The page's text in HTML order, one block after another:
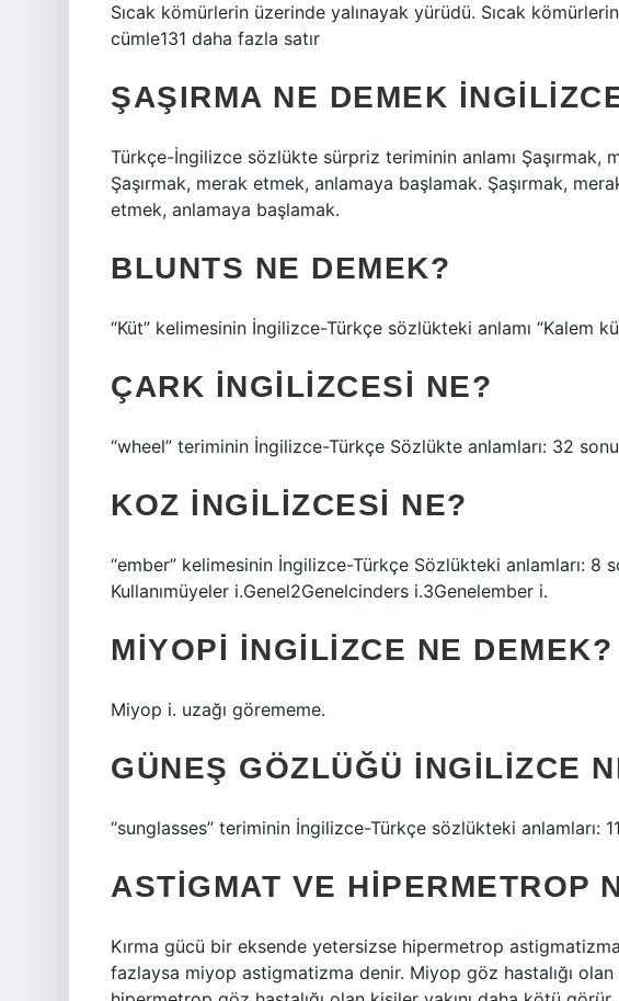
Sıcak kömürlerin üzerinde yalınayak yürüdü. Sıcak
cümle131 daha fazla satır
ŞAŞIRMA NE DEMEK
Türkçe-İngilizce sözlükte sürpriz teriminin anlamı Şaşırmak,
Şaşırmak, merak etmek, anlamaya başlamak. Şaşırmak,
etmek, anlamaya başlamak.
BLUNTS NE DEMEK?
“Küt” kelimesinin İngilizce-Türkçe sözlükteki anlamı “Kalem
ÇARK INGILIZCESI NE?
“wheel” teriminin İngilizce-Türkçe Sözlükte anlamları: 32
KOZ INGILIZCESI NE?
“ember” kelimesinin İngilizce-Türkçe Sözlükteki anlamları: 8
Kullanımüyeler i.Genel2Genelcinders i.3Genelember i.
MIYOPI INGILIZCE NE DEMEK?
Miyop i. uzağı görememe.
GÜNEŞ GÖZLÜĞÜ INGILIZCE
“sunglasses” teriminin İngilizce-Türkçe sözlükteki anlamları:
ASTIGMAT VE HIPERMETROP
Kırma gücü bir eksende yetersizse hipermetrop
fazlaysa miyop astigmatizma denir. Miyop göz hastalığı